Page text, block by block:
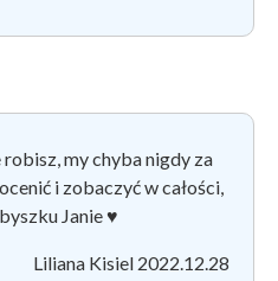
my chyba nigdy za
i zobaczyć w całości,
Janie ♥
Liliana Kisiel 2022.12.28